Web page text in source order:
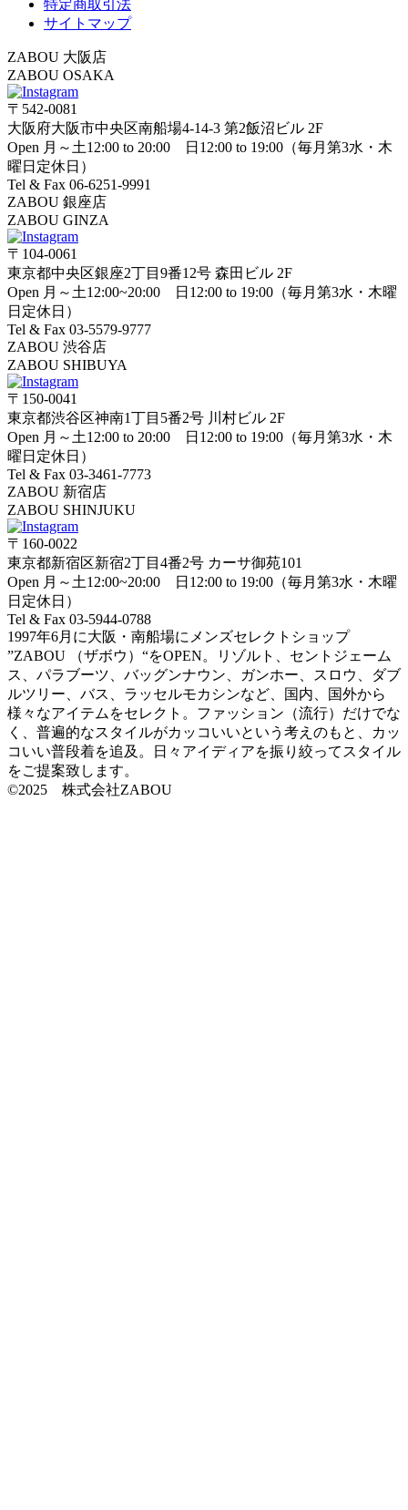
特定商取引法
サイトマップ
ZABOU 大阪店
ZABOU OSAKA
〒542-0081
大阪府大阪市中央区南船場4-14-3 第2飯沼ビル 2F
Open 月～土12:00 to 20:00 日12:00 to 19:00（毎月第3水・木
曜日定休日）
Tel & Fax 06-6251-9991
ZABOU 銀座店
ZABOU GINZA
〒104-0061
東京都中央区銀座2丁目9番12号 森田ビル 2F
Open 月～土12:00~20:00 日12:00 to 19:00（毎月第3水・木曜
日定休日）
Tel & Fax 03-5579-9777
ZABOU 渋谷店
ZABOU SHIBUYA
〒150-0041
東京都渋谷区神南1丁目5番2号 川村ビル 2F
Open 月～土12:00 to 20:00 日12:00 to 19:00（毎月第3水・木
曜日定休日）
Tel & Fax 03-3461-7773
ZABOU 新宿店
ZABOU SHINJUKU
〒160-0022
東京都新宿区新宿2丁目4番2号 カーサ御苑101
Open 月～土12:00~20:00 日12:00 to 19:00（毎月第3水・木曜
日定休日）
Tel & Fax 03-5944-0788
1997年6月に大阪・南船場にメンズセレクトショップ
”ZABOU （ザボウ）“をOPEN。リゾルト、セントジェーム
ス、パラブーツ、バッグンナウン、ガンホー、スロウ、ダブ
ルツリー、バス、ラッセルモカシンなど、国内、国外から
様々なアイテムをセレクト。ファッション（流行）だけでな
く、普遍的なスタイルがカッコいいという考えのもと、カッ
コいい普段着を追及。日々アイディアを振り絞ってスタイル
をご提案致します。
©2025 株式会社ZABOU